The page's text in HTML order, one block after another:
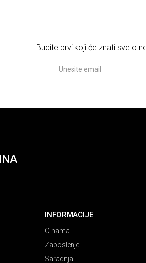
Budite prvi koji će znati sve o
INFORMACIJE
O nama
Zaposlenje
Saradnja